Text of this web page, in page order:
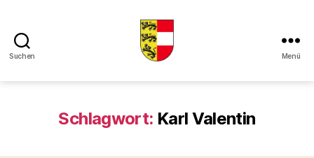
Suchen
Kueche
Menü
Schlagwort: Karl Valentin